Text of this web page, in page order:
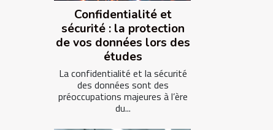
Confidentialité et
sécurité : la protection
de vos données lors des
études
La confidentialité et la sécurité
des données sont des
préoccupations majeures à l’ère
du...